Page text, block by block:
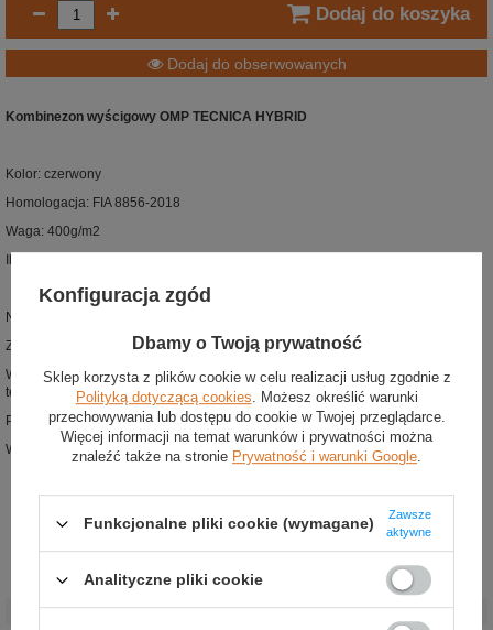
Dodaj do koszyka
Dodaj do obserwowanych
Kombinezon wyścigowy OMP TECNICA HYBRID
Kolor: czerwony
Homologacja: FIA 8856-2018
Waga: 400g/m2
Nowoczesny kombinezon wyścigowy z nowej kolekcji OMP Racing
Zaprojektowany zgodnie z najnowszą homologacją FIA 8856-2018
Wstawki na rękawach i nogawkach wykonane za pomocą zaawansowanej
technologii nadruki
Płaskie szwy zapobiegające otwarciom
Wstawki z elastanu zapewniające większą swobodę ruchu
Stan:
Nowy
Kategoria:
Kombinezony
Konfiguracja zgód
Dbamy o Twoją prywatność
Sklep korzysta z plików cookie w celu realizacji usług zgodnie z
Polityką dotyczącą cookies. Możesz określić warunki
przechowywania lub dostępu do cookie w Twojej przeglądarce.
Więcej informacji na temat warunków i prywatności można
znaleźć także na stronie Prywatność i warunki Google.
Funkcjonalne pliki cookie (wymagane)
Zawsze
aktywne
Analityczne pliki cookie